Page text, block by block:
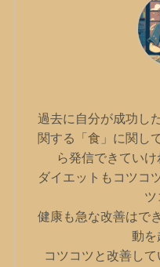
過去に自分が成功し
関する「食」に関し
ら発信できていけ
ダイエットもコツコ
ツ
健康も急な改善はで
動を
コツコツと改善し